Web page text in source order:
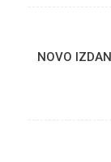
NOVO